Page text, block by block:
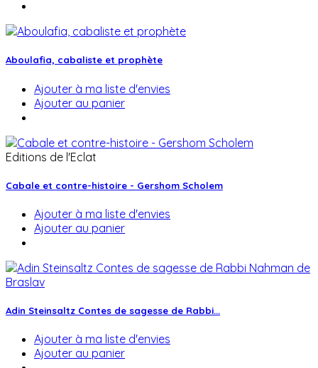
Aboulafia, cabaliste et prophète
Ajouter à ma liste d'envies
Ajouter au panier
Editions de l'Eclat
Cabale et contre-histoire - Gershom Scholem
Ajouter à ma liste d'envies
Ajouter au panier
Adin Steinsaltz Contes de sagesse de Rabbi...
Ajouter à ma liste d'envies
Ajouter au panier